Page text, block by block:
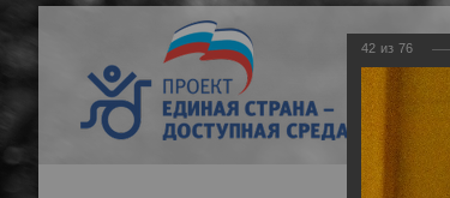
42 из 76